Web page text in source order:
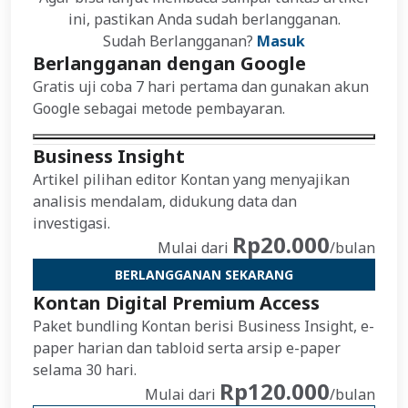
ini, pastikan Anda sudah berlangganan.
Sudah Berlangganan? Masuk
Berlangganan dengan Google
Gratis uji coba 7 hari pertama dan gunakan akun
Google sebagai metode pembayaran.
Business Insight
Artikel pilihan editor Kontan yang menyajikan
analisis mendalam, didukung data dan
investigasi.
Mulai dari Rp20.000/bulan
BERLANGGANAN SEKARANG
Kontan Digital Premium Access
Paket bundling Kontan berisi Business Insight, e-
paper harian dan tabloid serta arsip e-paper
selama 30 hari.
Mulai dari Rp120.000/bulan